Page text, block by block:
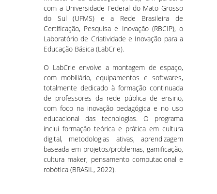
com a Universidade Federal do Mato Grosso
do Sul (UFMS) e a Rede Brasileira de
Certificação, Pesquisa e Inovação (RBCIP), o
Laboratório de Criatividade e Inovação para a
Educação Básica (LabCrie).
O LabCrie envolve a montagem de espaço,
com mobiliário, equipamentos e softwares,
totalmente dedicado à formação continuada
de professores da rede pública de ensino,
com foco na inovação pedagógica e no uso
educacional das tecnologias. O programa
inclui formação teórica e prática em cultura
digital, metodologias ativas, aprendizagem
baseada em projetos/problemas, gamificação,
cultura maker, pensamento computacional e
robótica (BRASIL, 2022).